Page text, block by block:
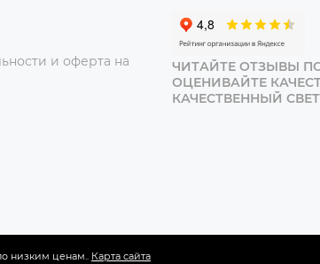
и оферта на
ЧИТАЙТЕ ОТЗЫВЫ
ОЦЕНИВАЙТЕ
КАЧЕСТВЕННЫЙ
низким ценам.. Карта сайта